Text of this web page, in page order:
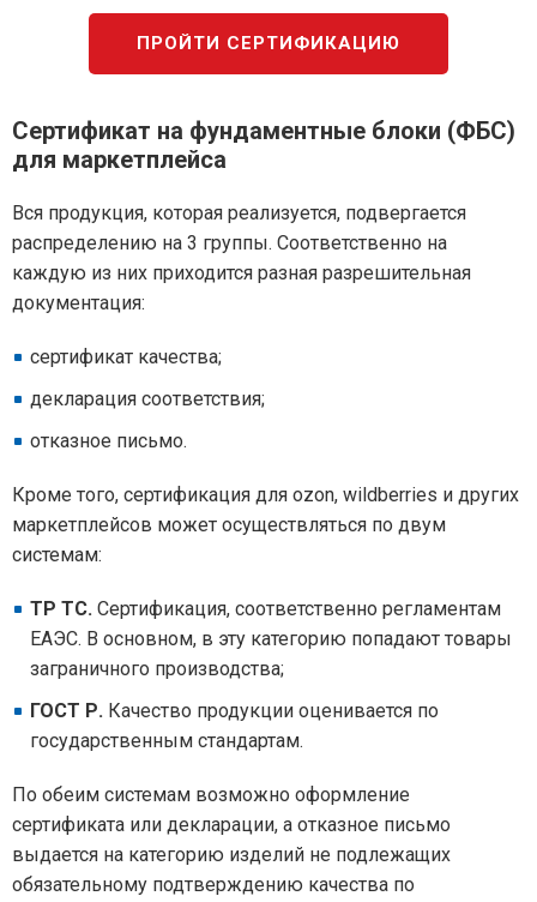
ПРОЙТИ СЕРТИФИКАЦИЮ
Сертификат на фундаментные блоки (ФБС)
для маркетплейса
Вся продукция, которая реализуется, подвергается
распределению на 3 группы. Соответственно на
каждую из них приходится разная разрешительная
документация:
сертификат качества;
декларация соответствия;
отказное письмо.
Кроме того, сертификация для ozon, wildberries и других
маркетплейсов может осуществляться по двум
системам:
ТР ТС. Сертификация, соответственно регламентам
ЕАЭС. В основном, в эту категорию попадают товары
заграничного производства;
ГОСТ Р. Качество продукции оценивается по
государственным стандартам.
По обеим системам возможно оформление
сертификата или декларации, а отказное письмо
выдается на категорию изделий не подлежащих
обязательному подтверждению качества по